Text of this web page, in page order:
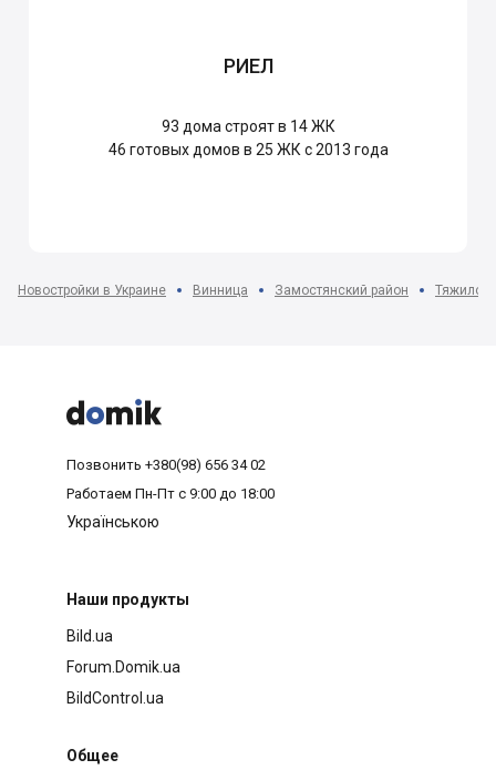
РИЕЛ
93 дома строят в 14 ЖК
46 готовых домов в 25 ЖК с 2013 года
Новостройки в Украине Винница Замостянский район Тяжилов



Позвонить +380(98) 656 34 02
Работаем Пн-Пт с 9:00 до 18:00
Українською
Наши продукты
Bild.ua
Forum.Domik.ua
BildControl.ua
Общее